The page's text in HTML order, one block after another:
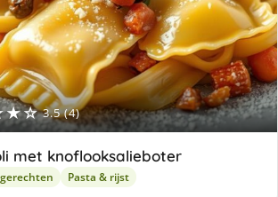
3.5 (4)
met knoflooksalieboter
Pasta & rijst